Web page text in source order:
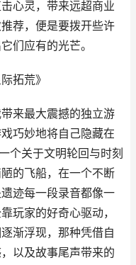
心灵，带来远超商业
荐，便是要拨开些许
们应有的光芒。
拓荒》
来最大震撼的独立游
巧妙地将自己隐藏在
个关于文明轮回与时刻
的飞船，在一个不断
迹每一段录音都像一
玩家的好奇心驱动，
渐浮现，那种凭借自
以及故事尾声带来的